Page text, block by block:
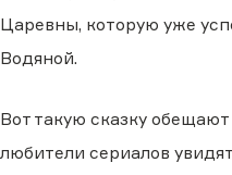
Царевны, которую уже
Водяной.
Вот такую сказку
любители сериалов